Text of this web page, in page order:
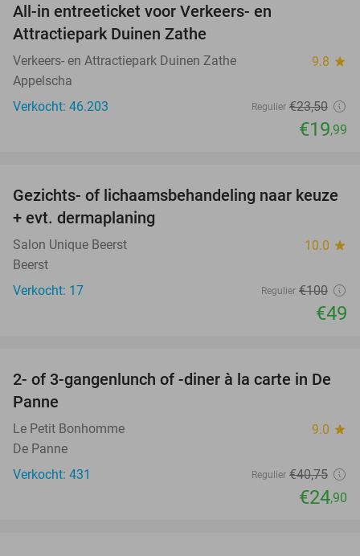
All-in entreeticket voor Verkeers- en
Attractiepark Duinen Zathe
Verkeers- en Attractiepark Duinen Zathe 9.8 star
Appelscha
Verkocht: 46.203
Regulier €23,50
€19,99
51%
Gezichts- of lichaamsbehandeling naar keuze
+ evt. dermaplaning
Salon Unique Beerst 10.0 star
Beerst
Verkocht: 17
Regulier €100
€49
39%
2- of 3-gangenlunch of -diner à la carte in De
Panne
Le Petit Bonhomme 9.0 star
De Panne
Verkocht: 431
Regulier €40,75
€24,90